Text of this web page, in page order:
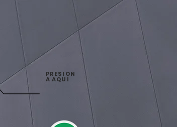
PRESION
A AQUI